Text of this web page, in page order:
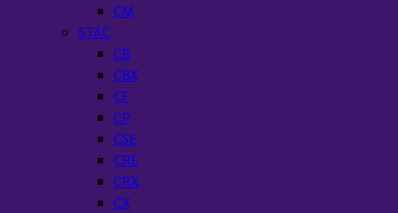
CM
STAC
CB
CBX
CF
CP
CSE
CRE
CRX
CX